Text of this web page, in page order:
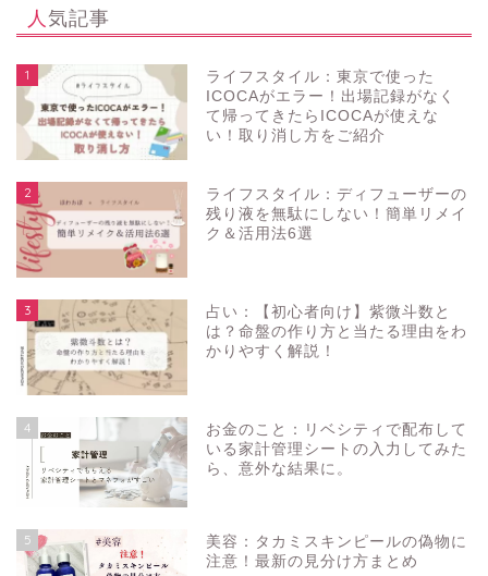
人気記事
1
ライフスタイル：東京で使った
ICOCAがエラー！出場記録がなく
て帰ってきたらICOCAが使えな
い！取り消し方をご紹介
2
ライフスタイル：ディフューザーの
残り液を無駄にしない！簡単リメイ
ク＆活用法6選
3
占い：【初心者向け】紫微斗数と
は？命盤の作り方と当たる理由をわ
かりやすく解説！
4
お金のこと：リベシティで配布して
いる家計管理シートの入力してみた
ら、意外な結果に。
5
美容：タカミスキンピールの偽物に
注意！最新の見分け方まとめ